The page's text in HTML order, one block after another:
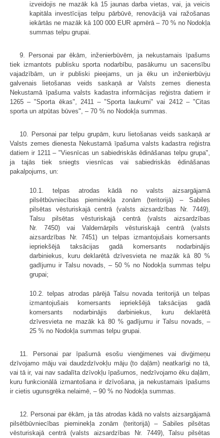
izveidojis ne mazāk kā 15 jaunas darba vietas, vai, ja veicis
kapitāla investīcijas telpu pārbūvē, renovācijā vai ražošanas
iekārtās ne mazāk kā 100 000 EUR apmērā – 70 % no Nodokļa
summas telpu grupai.
9. Personai par ēkām, inženierbūvēm, ja nekustamais īpašums
tiek izmantots publisku sporta nodarbību, pasākumu un sacensību
vajadzībām, un ir publiski pieejams, un ja ēku un inženierbūvju
galvenais lietošanas veids saskaņā ar Valsts zemes dienesta
Nekustamā īpašuma valsts kadastra informācijas reģistra datiem ir
1265 – "Sporta ēkas", 2411 – "Sporta laukumi" vai 2412 – "Citas
sporta un atpūtas būves", – 70 % no Nodokļa summas.
10. Personai par telpu grupām, kuru lietošanas veids saskaņā ar
Valsts zemes dienesta Nekustamā īpašuma valsts kadastra reģistra
datiem ir 1211 – "Viesnīcas un sabiedriskās ēdināšanas telpu grupa",
ja tajās tiek sniegts viesnīcas vai sabiedriskās ēdināšanas
pakalpojums, un:
10.1. telpas atrodas kādā no valsts aizsargājamā
pilsētbūvniecības pieminekļa zonām (teritorijā) – Sabiles
pilsētas vēsturiskajā centrā (valsts aizsardzības Nr. 7449),
Talsu pilsētas vēsturiskajā centrā (valsts aizsardzības
Nr. 7450) vai Valdemārpils vēsturiskajā centrā (valsts
aizsardzības Nr. 7451) un telpas izmantojušais komersants
iepriekšējā taksācijas gadā komersants nodarbinājis
darbiniekus, kuru deklarētā dzīvesvieta ne mazāk kā 80 %
gadījumu ir Talsu novads, – 50 % no Nodokļa summas telpu
grupai;
10.2. telpas atrodas pārējā Talsu novada teritorijā un telpas
izmantojušais komersants iepriekšējā taksācijas gadā
komersants nodarbinājis darbiniekus, kuru deklarētā
dzīvesvieta ne mazāk kā 80 % gadījumu ir Talsu novads, –
25 % no Nodokļa summas telpu grupai.
11. Personai par īpašumā esošu vienģimenes vai divģimeņu
dzīvojamo māju vai daudzdzīvokļu māju (to daļām) neatkarīgi no tā,
vai tā ir, vai nav sadalīta dzīvokļu īpašumos, nedzīvojamo ēku daļām,
kuru funkcionālā izmantošana ir dzīvošana, ja nekustamais īpašums
ir cietis ugunsgrēka nelaimē, – 90 % no Nodokļa summas.
12. Personai par ēkām, ja tās atrodas kādā no valsts aizsargājamā
pilsētbūvniecības pieminekļa zonām (teritorijā) – Sabiles pilsētas
vēsturiskajā centrā (valsts aizsardzības Nr. 7449), Talsu pilsētas